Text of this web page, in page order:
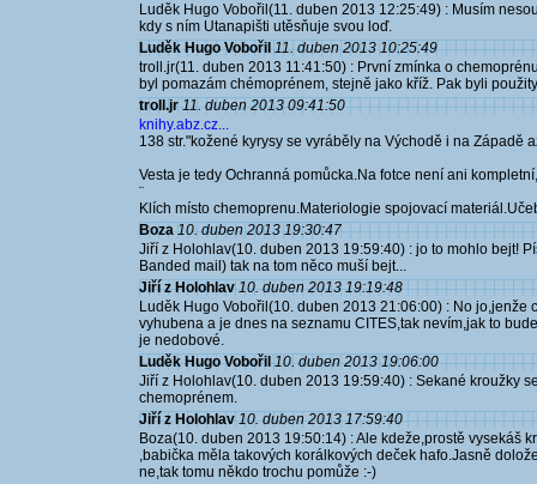
Luděk Hugo Vobořil(11. duben 2013 12:25:49) : Musím
kdy s ním Utanapišti utěsňuje svou loď.
Luděk Hugo Vobořil 11. duben 2013 10:25:49
troll.jr(11. duben 2013 11:41:50) : První zmínka o
byl pomazám chémoprénem, stejně jako kříž. Pak byli
troll.jr 11. duben 2013 09:41:50
knihy.abz.cz...
138 str."kožené kyrysy se vyráběly na Východě i na Západě
Vesta je tedy Ochranná pomůcka.Na fotce není ani
¨
Klích místo chemoprenu.Materiologie spojovací
Boza 10. duben 2013 19:30:47
Jiří z Holohlav(10. duben 2013 19:59:40) : jo to mohlo bejt!
Banded mail) tak na tom něco muší bejt...
Jiří z Holohlav 10. duben 2013 19:19:48
Luděk Hugo Vobořil(10. duben 2013 21:06:00) : No
vyhubena a je dnes na seznamu CITES,tak nevím,jak to
je nedobové.
Luděk Hugo Vobořil 10. duben 2013 19:06:00
Jiří z Holohlav(10. duben 2013 19:59:40) : Sekané kroužky
chemoprénem.
Jiří z Holohlav 10. duben 2013 17:59:40
Boza(10. duben 2013 19:50:14) : Ale kdeže,prostě vysekáš
,babička měla takových korálkových deček hafo.Jasně
ne,tak tomu někdo trochu pomůže :-)